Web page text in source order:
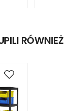
RÓWNIEŻ